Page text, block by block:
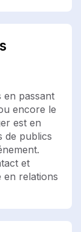
en passant
encore le
est en
de publics
et
en relations